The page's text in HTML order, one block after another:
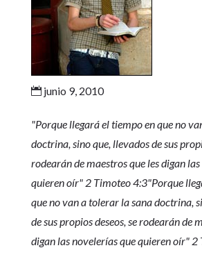
junio 9, 2010
"Porque llegará el tiempo en que no
doctrina, sino que, llevados de sus
rodearán de maestros que les digan
quieren oír" 2 Timoteo 4:3"Porque
que no van a tolerar la sana doctrina,
de sus propios deseos, se rodearán de
digan las novelerías que quieren oír"